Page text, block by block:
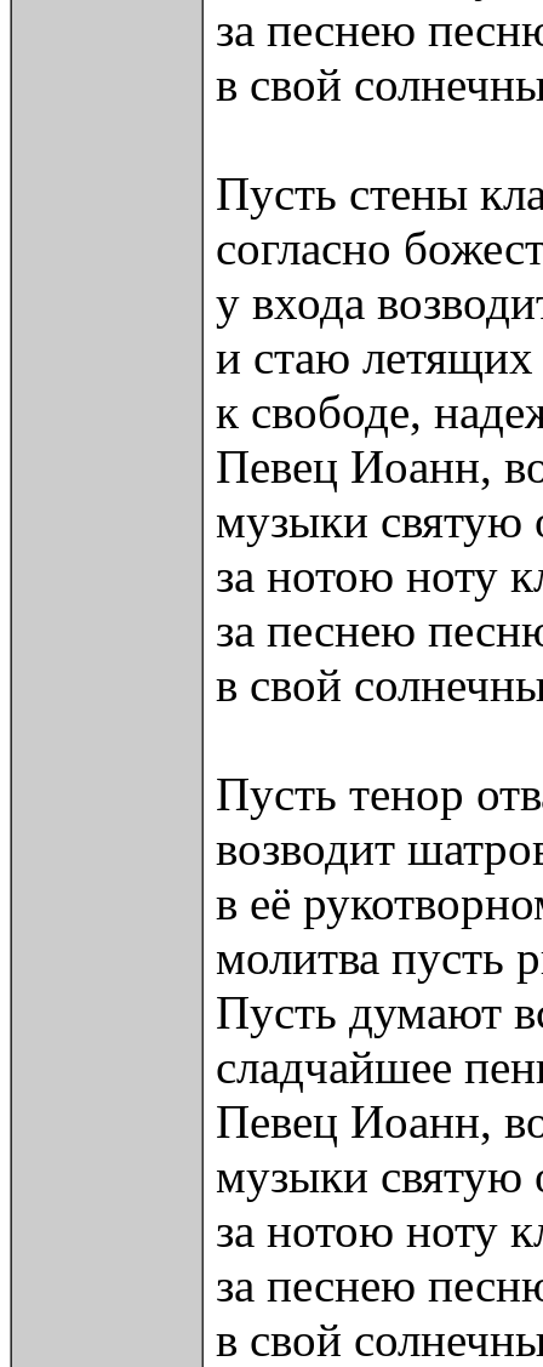
за песнею
в свой
Пусть стены
согласно
у входа
и стаю
к свободе,
Певец Иоанн,
музыки святую
за нотою ноту
за песнею
в свой
Пусть тенор
возводит
в её
молитва пусть
Пусть думают
сладчайшее
Певец Иоанн,
музыки святую
за нотою ноту
за песнею
в свой